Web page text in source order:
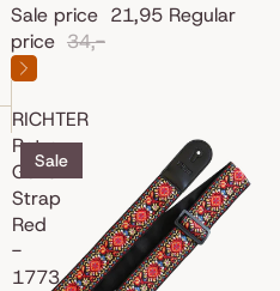
Sale price 21,95 Regular
price 34,-
RICHTER
Retro
Guitar
Strap
Red
-
1773
Sale